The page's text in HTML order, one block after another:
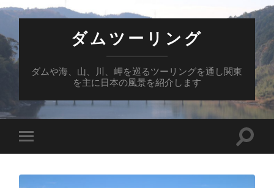
ダムツーリング
ダムや海、山、川、岬を巡るツーリングを通し関東
を主に日本の風景を紹介します
モ
バ
ル
検